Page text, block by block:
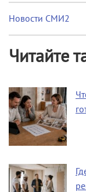
Новости СМИ2
Читайте